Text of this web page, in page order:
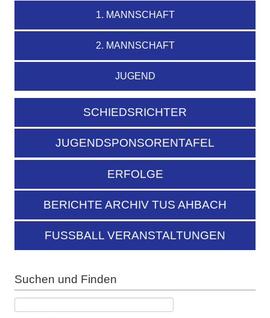
1. MANNSCHAFT
2. MANNSCHAFT
JUGEND
SCHIEDSRICHTER
JUGENDSPONSORENTAFEL
ERFOLGE
BERICHTE ARCHIV TUS AHBACH
FUSSBALL VERANSTALTUNGEN
Suchen und Finden